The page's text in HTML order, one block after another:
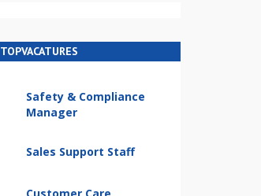
TOPVACATURES
Safety & Compliance
Manager
Sales Support Staff